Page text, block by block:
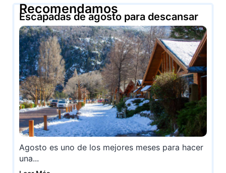
Recomendamos
Escapadas de agosto para descansar
Agosto es uno de los mejores meses para hacer
una...